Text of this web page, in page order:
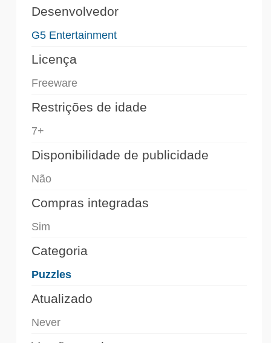
Desenvolvedor
G5 Entertainment
Licença
Freeware
Restrições de idade
7+
Disponibilidade de publicidade
Não
Compras integradas
Sim
Categoria
Puzzles
Atualizado
Never